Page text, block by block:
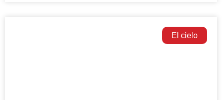
El cielo